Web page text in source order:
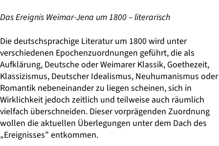
Das Ereignis Weimar-Jena um 1800 – literarisch
Die deutschsprachige Literatur um 1800 wird unter
verschiedenen Epochenzuordnungen geführt, die als
Aufklärung, Deutsche oder Weimarer Klassik, Goethezeit,
Klassizismus, Deutscher Idealismus, Neuhumanismus oder
Romantik nebeneinander zu liegen scheinen, sich in
Wirklichkeit jedoch zeitlich und teilweise auch räumlich
vielfach überschneiden. Dieser vorprägenden Zuordnung
wollen die aktuellen Überlegungen unter dem Dach des
„Ereignisses” entkommen.